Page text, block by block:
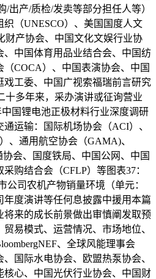
/出产/质检/发卖等部分担任人等）
（UNESCO）、美国国度人文
财产协会、中国文化文娱行业协
、中国体育用品业结合会、中国纺
COCA）、中国表演协会、中国
戏工委、中国广视索福瑞前言研究
十多年来，采办演讲或征询营业
中国锂电池正极材料行业深度调研
运输：国际机场协会（ACI）、
、通用航空协会（GAMA)、
会、国度铁局、中国公网、中国
购结合会（CFLP）等图表37：
公司农机产物销量环境（单元：
度演讲等任何息披露中援用本篇
来的成长前景做出审慎阐发取预
易模式、运营情况、市场地位、
、全球风能理事会
、国际水电协会、欧盟热泵协会、
核心、中国光伏行业协会、中国财